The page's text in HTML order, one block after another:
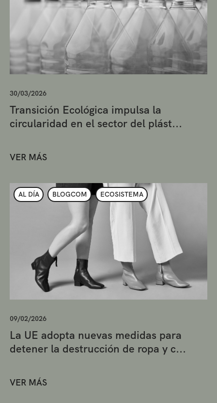
30/03/2026
Transición Ecológica impulsa la
circularidad en el sector del plást...
VER MÁS
AL DÍA BLOGCOM ECOSISTEMA
09/02/2026
La UE adopta nuevas medidas para
detener la destrucción de ropa y c...
VER MÁS